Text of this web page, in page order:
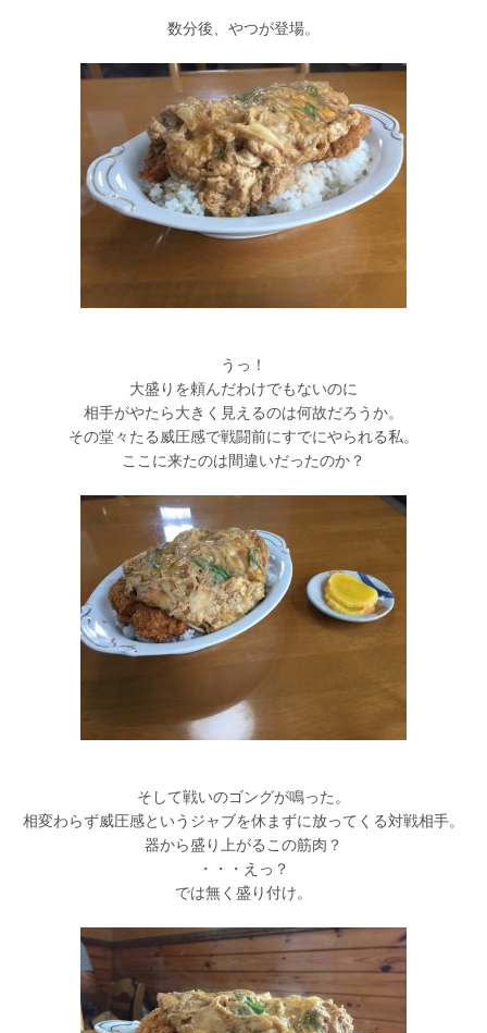
数分後、やつが登場。
うっ！
大盛りを頼んだわけでもないのに
相手がやたら大きく見えるのは何故だろうか。
その堂々たる威圧感で戦闘前にすでにやられる私。
ここに来たのは間違いだったのか？
そして戦いのゴングが鳴った。
相変わらず威圧感というジャブを休まずに放ってくる対戦相手。
器から盛り上がるこの筋肉？
・・・えっ？
では無く盛り付け。